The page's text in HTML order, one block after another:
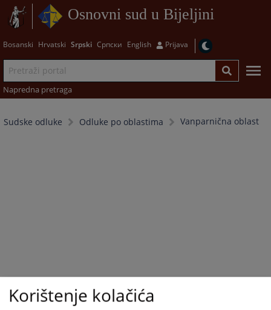
Osnovni sud u Bijeljini
Bosanski Hrvatski Srpski Српски English Prijava
Napredna pretraga
Sudske odluke Odluke po oblastima Vanparnična oblast
Korištenje kolačića